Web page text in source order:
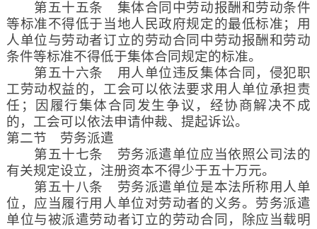
第五十五条 集体合同中劳动报酬和劳动条件
等标准不得低于当地人民政府规定的最低标准；用
人单位与劳动者订立的劳动合同中劳动报酬和劳动
条件等标准不得低于集体合同规定的标准。
第五十六条 用人单位违反集体合同，侵犯职
工劳动权益的，工会可以依法要求用人单位承担责
任；因履行集体合同发生争议，经协商解决不成
的，工会可以依法申请仲裁、提起诉讼。
第二节 劳务派遣
第五十七条 劳务派遣单位应当依照公司法的
有关规定设立，注册资本不得少于五十万元。
第五十八条 劳务派遣单位是本法所称用人单
位，应当履行用人单位对劳动者的义务。劳务派遣
单位与被派遣劳动者订立的劳动合同，除应当载明